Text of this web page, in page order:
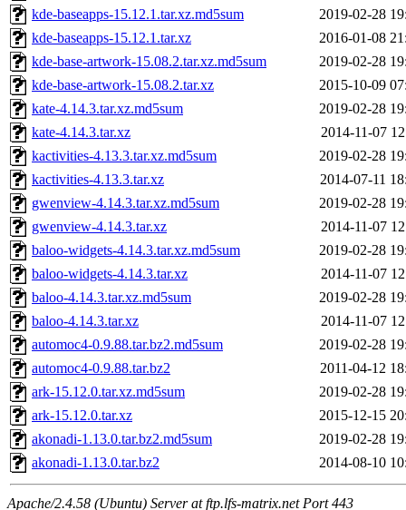
kde-baseapps-15.12.1.tar.xz.md5sum
2019-02-28
kde-baseapps-15.12.1.tar.xz
2016-01-08
kde-base-artwork-15.08.2.tar.xz.md5sum
2019-02-28
kde-base-artwork-15.08.2.tar.xz
2015-10-09
kate-4.14.3.tar.xz.md5sum
2019-02-28
kate-4.14.3.tar.xz
2014-11-07
kactivities-4.13.3.tar.xz.md5sum
2019-02-28
kactivities-4.13.3.tar.xz
2014-07-11
gwenview-4.14.3.tar.xz.md5sum
2019-02-28
gwenview-4.14.3.tar.xz
2014-11-07
baloo-widgets-4.14.3.tar.xz.md5sum
2019-02-28
baloo-widgets-4.14.3.tar.xz
2014-11-07
baloo-4.14.3.tar.xz.md5sum
2019-02-28
baloo-4.14.3.tar.xz
2014-11-07
automoc4-0.9.88.tar.bz2.md5sum
2019-02-28
automoc4-0.9.88.tar.bz2
2011-04-12
ark-15.12.0.tar.xz.md5sum
2019-02-28
ark-15.12.0.tar.xz
2015-12-15
akonadi-1.13.0.tar.bz2.md5sum
2019-02-28
akonadi-1.13.0.tar.bz2
2014-08-10
Apache/2.4.58 (Ubuntu) Server at ftp.lfs-matrix.net Port 443